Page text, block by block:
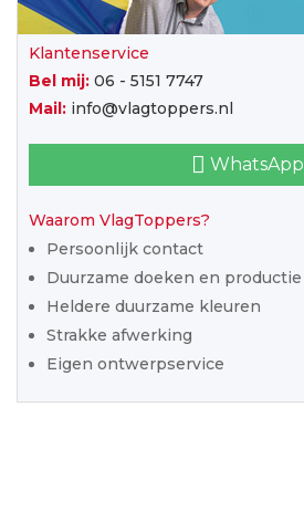
Klantenservice
Bel mij: 06 - 5151 7747
Mail: info@vlagtoppers.nl
WhatsApp
Waarom VlagToppers?
Persoonlijk contact
Duurzame doeken en productie
Heldere duurzame kleuren
Strakke afwerking
Eigen ontwerpservice